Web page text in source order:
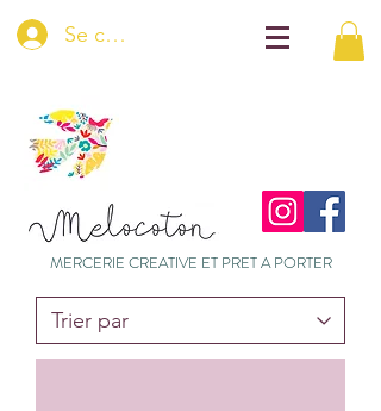
Se connecter
MERCERIE CREATIVE ET PRET A PORTER